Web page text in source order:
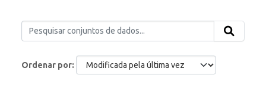
Ordenar por